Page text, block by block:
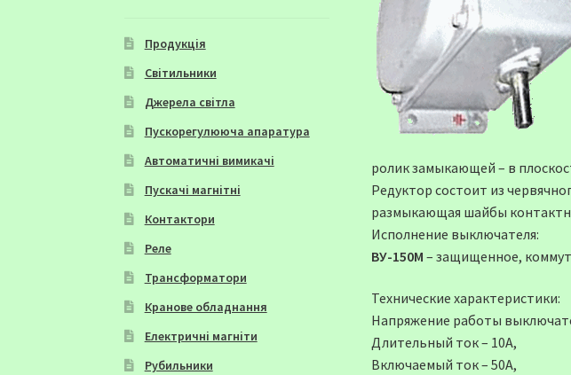
ролик замыкающей – в
Редуктор состоит из
размыкающая шайбы
Исполнение выключателя:
ВУ-150М – защищенное,
Технические характеристики:
Напряжение работы
Длительный ток – 10А,
Включаемый ток – 50А,
Продукція
Світильники
Джерела світла
Пускорегулююча апаратура
Автоматичні вимикачі
Пускачі магнітні
Контактори
Реле
Трансформатори
Кранове обладнання
Електричні магніти
Рубильники